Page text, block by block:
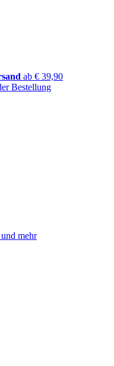
ab € 39,90
Bestellung
mehr